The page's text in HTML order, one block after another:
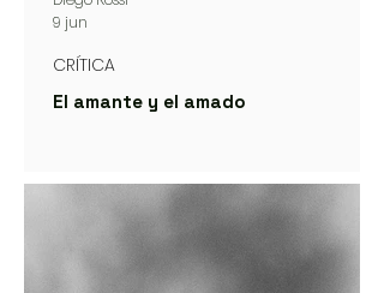
El amante y el amado
CRÍTICA
9 jun